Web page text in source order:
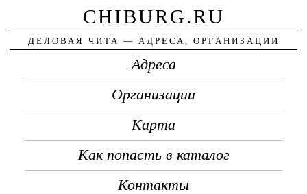
CHIBURG.RU
ДЕЛОВАЯ ЧИТА — АДРЕСА, ОРГАНИЗАЦИИ
Адреса
Организации
Карта
Как попасть в каталог
Контакты